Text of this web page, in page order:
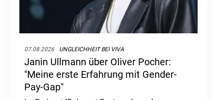
07.08.2026 UNGLEICHHEIT BEI VIVA
Janin Ullmann über Oliver Pocher:
"Meine erste Erfahrung mit Gender-
Pay-Gap"